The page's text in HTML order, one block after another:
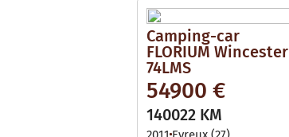
Camping-car
FLORIUM Wincester
74LMS
54900 €
140022 KM